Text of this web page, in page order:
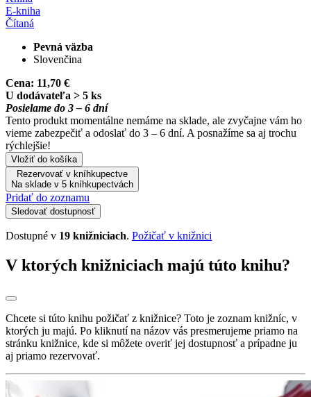
E-kniha
Čítaná
Pevná väzba
Slovenčina
Cena: 11,70 €
U dodávateľa > 5 ks
Posielame do 3 – 6 dní
Tento produkt momentálne nemáme na sklade, ale zvyčajne vám ho
vieme zabezpečiť a odoslať do 3 – 6 dní. A posnažíme sa aj trochu
rýchlejšie!
Vložiť do košíka
Rezervovať v kníhkupectve
Na sklade v 5 kníhkupectvách
Pridať do zoznamu
Sledovať dostupnosť
Dostupné v 19 knižniciach. Požičať v knižnici
V ktorých knižniciach majú túto knihu?
Chcete si túto knihu požičať z knižnice? Toto je zoznam knižníc, v
ktorých ju majú. Po kliknutí na názov vás presmerujeme priamo na
stránku knižnice, kde si môžete overiť jej dostupnosť a prípadne ju
aj priamo rezervovať.